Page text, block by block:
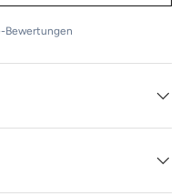
Bewertungen